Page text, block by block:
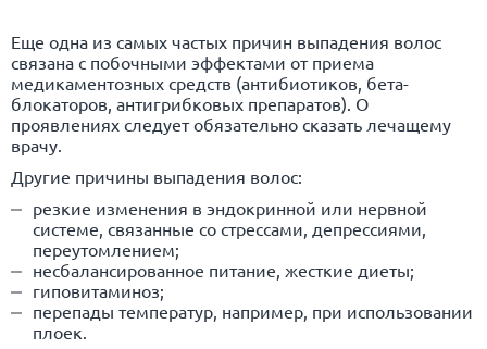
Еще одна из самых частых причин выпадения волос
связана с побочными эффектами от приема
медикаментозных средств (антибиотиков, бета-
блокаторов, антигрибковых препаратов). О
проявлениях следует обязательно сказать лечащему
врачу.
Другие причины выпадения волос:
резкие изменения в эндокринной или нервной
системе, связанные со стрессами, депрессиями,
переутомлением;
несбалансированное питание, жесткие диеты;
гиповитаминоз;
перепады температур, например, при использовании
плоек.